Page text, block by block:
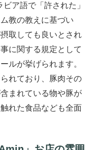
ア語で「許された」
教の教えに基づい
取しても良いとされ
に関する規定として
ルが挙げられます。
れており、豚肉その
まれている物や豚が
れた食品なども全面